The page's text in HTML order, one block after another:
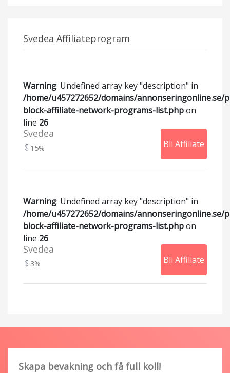
Svedea Affiliateprogram
Warning: Undefined array key "description" in
/home/u457272652/domains/annonseringonline.se/
block-affiliate-network-programs-list.phpon
line 26
Svedea
15% Bli Affiliate
Warning: Undefined array key "description" in
/home/u457272652/domains/annonseringonline.se/
block-affiliate-network-programs-list.phpon
line 26
Svedea
3% Bli Affiliate
Skapa bevakning och få full koll!